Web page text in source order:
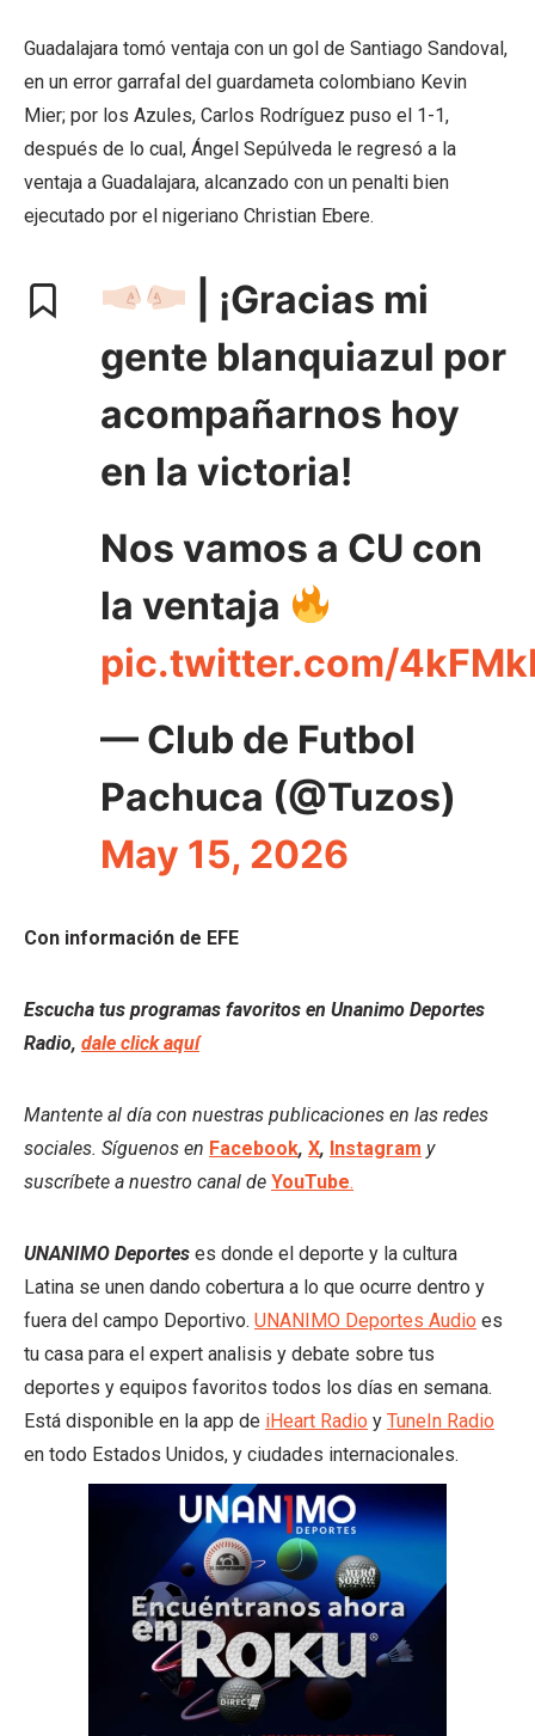
Guadalajara tomó ventaja con un gol de Santiago Sandoval,
en un error garrafal del guardameta colombiano Kevin
Mier; por los Azules, Carlos Rodríguez puso el 1-1,
después de lo cual, Ángel Sepúlveda le regresó a la
ventaja a Guadalajara, alcanzado con un penalti bien
ejecutado por el nigeriano Christian Ebere.
| ¡Gracias mi
gente blanquiazul por
acompañarnos hoy
en la victoria!
Nos vamos a CU con
la ventaja
pic.twitter.com/
— Club de Futbol
Pachuca (@Tuzos)
May 15, 2026
Con información de EFE
Escucha tus programas favoritos en Unanimo Deportes
Radio, dale click aquí
Mantente al día con nuestras publicaciones en las redes
sociales. Síguenos en Facebook, X, Instagram y
suscríbete a nuestro canal de YouTube.
UNANIMO Deportes es donde el deporte y la cultura
Latina se unen dando cobertura a lo que ocurre dentro y
fuera del campo Deportivo. UNANIMO Deportes Audio es
tu casa para el expert analisis y debate sobre tus
deportes y equipos favoritos todos los días en semana.
Está disponible en la app de iHeart Radio y TuneIn Radio
en todo Estados Unidos, y ciudades internacionales.